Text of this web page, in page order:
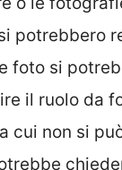
potrebbero
foto si
il ruolo da
cui non si